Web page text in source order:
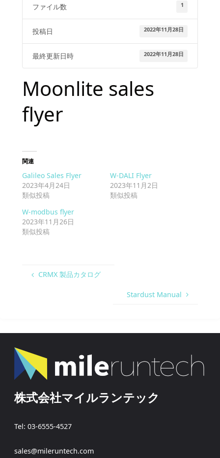
ファイル数 1
投稿日 2022年11月28日
最終更新日時 2022年11月28日
Moonlite sales
flyer
関連
Galileo Sales Flyer
2023年4月24日
類似投稿
W-DALI Flyer
2023年11月2日
類似投稿
W-modbus flyer
2023年11月26日
類似投稿
CRMX 製品カタログ
Stardust Manual
株式会社マイルランテック
Tel: 03-6555-4527
sales@mileruntech.com